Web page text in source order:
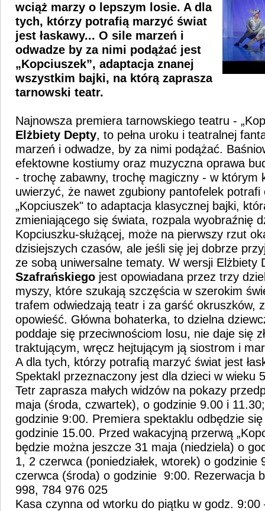
wciąż marzy o lepszym losie. A dla
tych, którzy potrafią marzyć świat
jest łaskawy... O sile marzeń i
odwadze by za nimi podążać jest
„Kopciuszek”, adaptacja znanej
wszystkim bajki, na którą zaprasza
tarnowski teatr.
Najnowsza premiera tarnowskiego teatru -
Elżbiety Depty, to pełna uroku i teatralnej
marzeń i odwadze, by za nimi podążać.
efektowne kostiumy oraz muzyczna oprawa
- trochę zabawny, trochę magiczny - w którym
uwierzyć, że nawet zgubiony pantofelek potrafi
„Kopciuszek" to adaptacja klasycznej bajki,
zmieniającego się świata, rozpala wyobraźnię
Kopciuszku-służącej, może na pierwszy rzut
dzisiejszych czasów, ale jeśli się jej dobrze
ze sobą uniwersalne tematy. W wersji Elżbiety
Szafrańskiego jest opowiadana przez trzy
myszy, które szukają szczęścia w szerokim
trafem odwiedzają teatr i za garść okruszków,
opowieść. Główna bohaterka, to dzielna
poddaje się przeciwnościom losu, nie daje się
traktującym, wręcz hejtującym ją siostrom i
A dla tych, którzy potrafią marzyć świat jest
Spektakl przeznaczony jest dla dzieci w wieku
Tetr zaprasza małych widzów na pokazy
maja (środa, czwartek), o godzinie 9.00 i
godzinie 9:00. Premiera spektaklu odbędzie
godzinie 15.00. Przed wakacyjną przerwą
będzie można jeszcze 31 maja (niedziela) o
1, 2 czerwca (poniedziałek, wtorek) o godzinie
czerwca (środa) o godzinie 9:00. Rezerwacja
998, 784 976 025
Kasa czynna od wtorku do piątku w godz. 9:00